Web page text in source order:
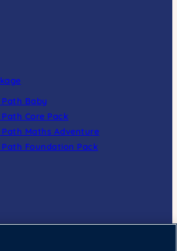
Baby
Core Pack
Maths Adventure
Foundation Pack